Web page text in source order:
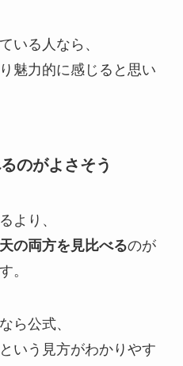
いる人なら、
魅力的に感じると思い
のがよさそう
より、
の両方を見比べるのが
。
ら公式、
いう見方がわかりやす